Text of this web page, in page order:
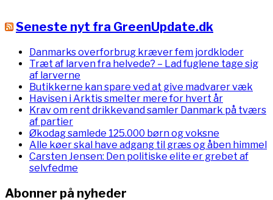
Seneste nyt fra GreenUpdate.dk
Danmarks overforbrug kræver fem jordkloder
Træt af larven fra helvede? – Lad fuglene tage sig
af larverne
Butikkerne kan spare ved at give madvarer væk
Havisen i Arktis smelter mere for hvert år
Krav om rent drikkevand samler Danmark på tværs
af partier
Økodag samlede 125.000 børn og voksne
Alle køer skal have adgang til græs og åben himmel
Carsten Jensen: Den politiske elite er grebet af
selvfedme
Abonner på nyheder